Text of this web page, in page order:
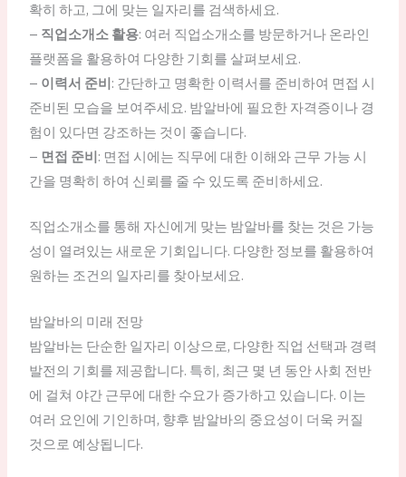
확히 하고, 그에 맞는 일자리를 검색하세요.
– 직업소개소 활용: 여러 직업소개소를 방문하거나 온라인
플랫폼을 활용하여 다양한 기회를 살펴보세요.
– 이력서 준비: 간단하고 명확한 이력서를 준비하여 면접 시
준비된 모습을 보여주세요. 밤알바에 필요한 자격증이나 경
험이 있다면 강조하는 것이 좋습니다.
– 면접 준비: 면접 시에는 직무에 대한 이해와 근무 가능 시
간을 명확히 하여 신뢰를 줄 수 있도록 준비하세요.
직업소개소를 통해 자신에게 맞는 밤알바를 찾는 것은 가능
성이 열려있는 새로운 기회입니다. 다양한 정보를 활용하여
원하는 조건의 일자리를 찾아보세요.
밤알바의 미래 전망
밤알바는 단순한 일자리 이상으로, 다양한 직업 선택과 경력
발전의 기회를 제공합니다. 특히, 최근 몇 년 동안 사회 전반
에 걸쳐 야간 근무에 대한 수요가 증가하고 있습니다. 이는
여러 요인에 기인하며, 향후 밤알바의 중요성이 더욱 커질
것으로 예상됩니다.